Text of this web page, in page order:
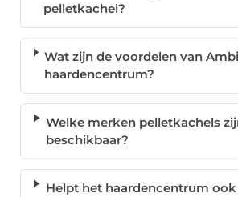
pelletkachel?
Wat zijn de voordelen van
haardencentrum?
Welke merken pelletkachels
beschikbaar?
Helpt het haardencentrum